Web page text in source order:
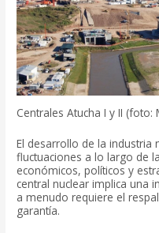
Centrales Atucha I y II
El desarrollo de la industria
fluctuaciones a lo largo de
económicos, políticos y
central nuclear implica una
a menudo requiere el
garantía.